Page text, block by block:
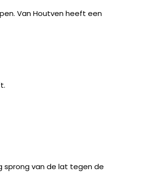
Van Houtven heeft een
sprong van de lat tegen de